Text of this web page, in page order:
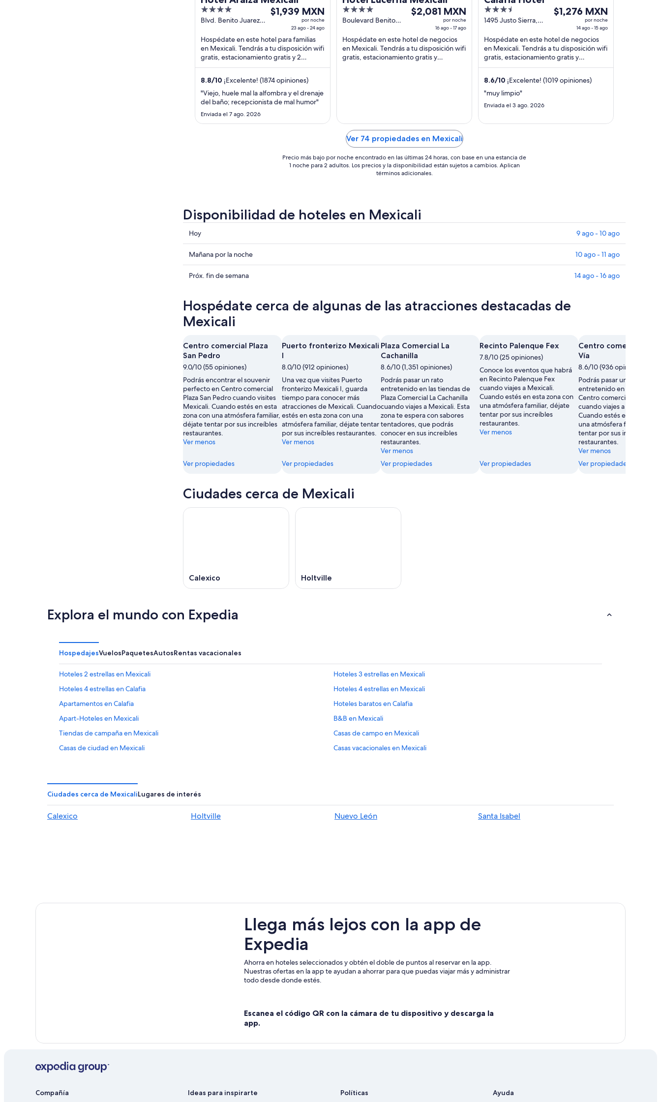
4
out
5
Blvd. Benito Juarez
El
de
$1,939 MXN
por
del
23
ago
24
$1,939 MXN
por noche
23 ago - 24 ago
Hospédate en este hotel para familias
en Mexicali. Tendrás a tu disposición wifi
gratis, estacionamiento gratis y 2
albercas al aire libre. Nuestros
8.8/10 ¡Excelente! (1874 opiniones)
"Viejo, huele mal la alfombra y el drenaje
del baño; recepcionista de mal humor"
Enviada el 7 ago. 2026
4
out
5
Boulevard Benito
BC
El
de
$2,081 MXN
por
17
$2,081 MXN
por noche
16 ago - 17 ago
Hospédate en este hotel de negocios
en Mexicali. Tendrás a tu disposición wifi
gratis, estacionamiento gratis y
3.5
out
5
1495 Justo Sierra,
Mexicali BC
El
de
$1,276 MXN
por
del
15
$1,276 MXN
por noche
14 ago - 15 ago
Hospédate en este hotel de negocios
en Mexicali. Tendrás a tu disposición wifi
gratis, estacionamiento gratis y
desayuno. Nuestros huéspedes
8.6/10 ¡Excelente! (1019 opiniones)
"muy limpio"
Enviada el 3 ago. 2026
Ver 74 propiedades en Mexicali
Precio más bajo por noche encontrado en las últimas 24 horas, con base en una estancia de
1 noche para 2 adultos. Los precios y la disponibilidad están sujetos a cambios. Aplican
términos adicionales.
Disponibilidad de hoteles en Mexicali
Consultar
precios
en
Mexicali
para
ago
-
10
Hoy 9 ago - 10 ago
Consultar
precios
en
mañana
por
la
10
ago
-
11
ago
Mañana por la noche 10 ago - 11 ago
Consultar
Mexicali
para
el
fin
de
semana,
14
ago
-
16
ago
Próx. fin de semana 14 ago - 16 ago
Hospédate cerca de algunas de las atracciones destacadas de
Mexicali
Centro comercial Plaza
San Pedro
9.0/10 (55 opiniones)
Podrás encontrar el souvenir
perfecto en Centro comercial
Plaza San Pedro cuando visites
Mexicali. Cuando estés en esta
zona con una atmósfera familiar,
déjate tentar por sus increíbles
restaurantes.
Ver menos
Ver propiedades
Puerto fronterizo Mexicali
I
8.0/10 (912 opiniones)
Una vez que visites Puerto
fronterizo Mexicali I, guarda
tiempo para conocer más
atracciones de Mexicali. Cuando
estés en esta zona con una
atmósfera familiar, déjate tentar
por sus increíbles restaurantes.
Ver menos
Ver propiedades
Plaza Comercial La
Cachanilla
8.6/10 (1,351 opiniones)
Podrás pasar un rato
entretenido en las tiendas de
Plaza Comercial La Cachanilla
cuando viajes a Mexicali. Esta
zona te espera con sabores
tentadores, que podrás
conocer en sus increíbles
restaurantes.
Ver menos
Ver propiedades
Recinto Palenque Fex
7.8/10 (25 opiniones)
Conoce los eventos que habrá
en Recinto Palenque Fex
cuando viajes a Mexicali.
Cuando estés en esta zona con
una atmósfera familiar, déjate
tentar por sus increíbles
restaurantes.
Ver menos
Ver propiedades
Centro comercial La
Vía
8.6/10 (936 opiniones)
Podrás pasar un rato
entretenido en las tiendas
Centro comercial La Gran
cuando viajes a Mexicali.
Cuando estés en esta
una atmósfera familiar,
tentar por sus increíbles
restaurantes.
Ver menos
Ver propiedades
Ciudades cerca de Mexicali
Calexico Holtville
Explora el mundo con Expedia
HospedajesVuelosPaquetesAutosRentas vacacionales
Hoteles 2 estrellas en Mexicali
Hoteles 3 estrellas en Mexicali
Hoteles 4 estrellas en Calafia
Hoteles 4 estrellas en Mexicali
Apartamentos en Calafia
Hoteles baratos en Calafia
Apart-Hoteles en Mexicali
B&B en Mexicali
Tiendas de campaña en Mexicali
Casas de campo en Mexicali
Casas de ciudad en Mexicali
Casas vacacionales en Mexicali
Condominios en Mexicali
Apartamentos en Mexicali
Hoteles haciendas en Mexicali
Ranchos en Mexicali
Hostales en Mexicali
Hoteles cerca de la catedral en Mexicali
Hoteles con cocina en Mexicali
Hoteles con restaurante en Mexicali
Hoteles con vista en Mexicali
Hoteles gay friendly en Mexicali
Wyndham Hotels en Mexicali
Ciudades cerca de MexicaliLugares de interés
Calexico Holtville Nuevo León Santa Isabel
Llega más lejos con la app de
Expedia
Ahorra en hoteles seleccionados y obtén el doble de puntos al reservar en la app.
Nuestras ofertas en la app te ayudan a ahorrar para que puedas viajar más y administrar
todo desde donde estés.
Escanea el código QR con la cámara de tu dispositivo y descarga la
app.
Compañía Ideas para inspirarte Políticas Ayuda